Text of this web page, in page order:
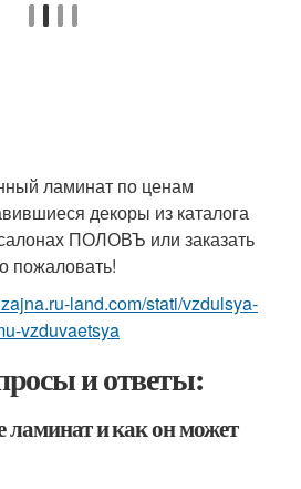
ламинат по ценам
декоры из каталога
ПОЛОВЪ или заказать
пожаловать!
land.com/stati/vzdulsya-
vzduvaetsya
и ответы:
ламинат и как он может